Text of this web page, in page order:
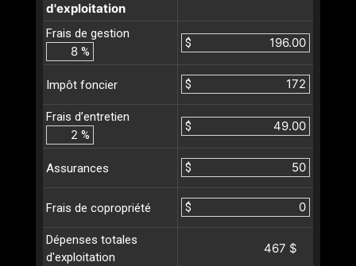
d'exploitation
Frais de gestion
%
$
Impôt foncier $
Frais d’entretien
%
$
Assurances $
Frais de copropriété $
Dépenses totales
d'exploitation
467 $